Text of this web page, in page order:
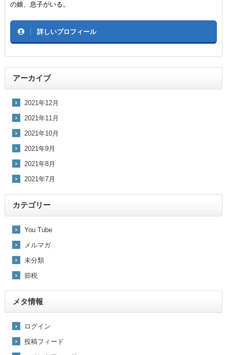
の娘、息子がいる。
詳しいプロフィール
アーカイブ
2021年12月
2021年11月
2021年10月
2021年9月
2021年8月
2021年7月
カテゴリー
You Tube
メルマガ
未分類
節税
メタ情報
ログイン
投稿フィード